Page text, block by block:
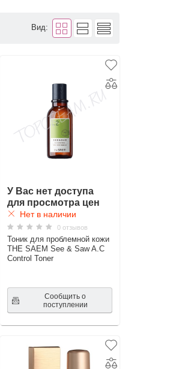
Вид:
У Вас нет доступа
для просмотра цен
Нет в наличии
0 отзывов
Тоник для проблемной кожи
THE SAEM See & Saw A.C
Control Toner
Сообщить о
поступлении